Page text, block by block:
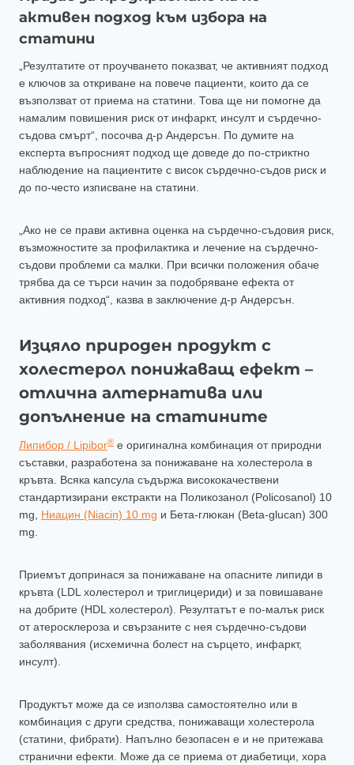
активен подход към избора на
статини
„Резултатите от проучването показват, че активният подход
е ключов за откриване на повече пациенти, които да се
възползват от приема на статини. Това ще ни помогне да
намалим повишения риск от инфаркт, инсулт и сърдечно-
съдова смърт“, посочва д-р Андерсън. По думите на
експерта въпросният подход ще доведе до по-стриктно
наблюдение на пациентите с висок сърдечно-съдов риск и
до по-често изписване на статини.
„Ако не се прави активна оценка на сърдечно-съдовия риск,
възможностите за профилактика и лечение на сърдечно-
съдови проблеми са малки. При всички положения обаче
трябва да се търси начин за подобряване ефекта от
активния подход“, казва в заключение д-р Андерсън.
Изцяло природен продукт с
холестерол понижаващ ефект –
отлична алтернатива или
допълнение на статините
Липибор / Lipibor® е оригинална комбинация от природни
съставки, разработена за понижаване на холестерола в
кръвта. Всяка капсула съдържа висококачествени
стандартизирани екстракти на Поликозанол (Policosanol) 10
mg, Ниацин (Niacin) 10 mg и Бета-глюкан (Beta-glucan) 300
mg.
Приемът допринася за понижаване на опасните липиди в
кръвта (LDL холестерол и триглицериди) и за повишаване
на добрите (HDL холестерол). Резултатът е по-малък риск
от атеросклероза и свързаните с нея сърдечно-съдови
заболявания (исхемична болест на сърцето, инфаркт,
инсулт).
Продуктът може да се използва самостоятелно или в
комбинация с други средства, понижаващи холестерола
(статини, фибрати). Напълно безопасен е и не притежава
странични ефекти. Може да се приема от диабетици, хора